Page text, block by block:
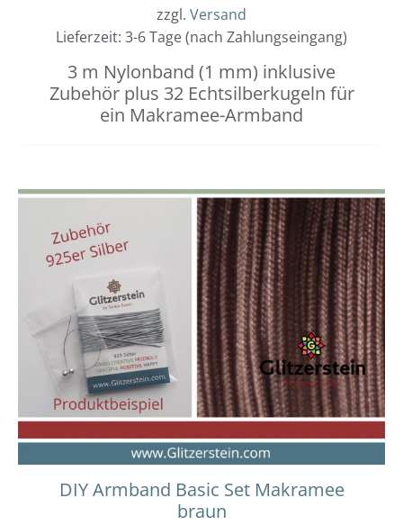
zzgl. Versand
Lieferzeit: 3-6 Tage (nach Zahlungseingang)
3 m Nylonband (1 mm) inklusive
Zubehör plus 32 Echtsilberkugeln für
ein Makramee-Armband
DIY Armband Basic Set Makramee
braun